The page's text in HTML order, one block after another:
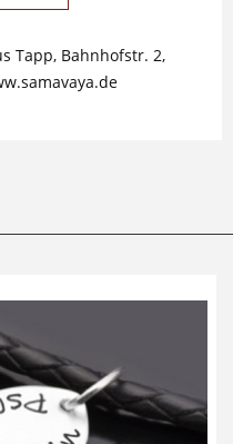
Tapp, Bahnhofstr. 2,